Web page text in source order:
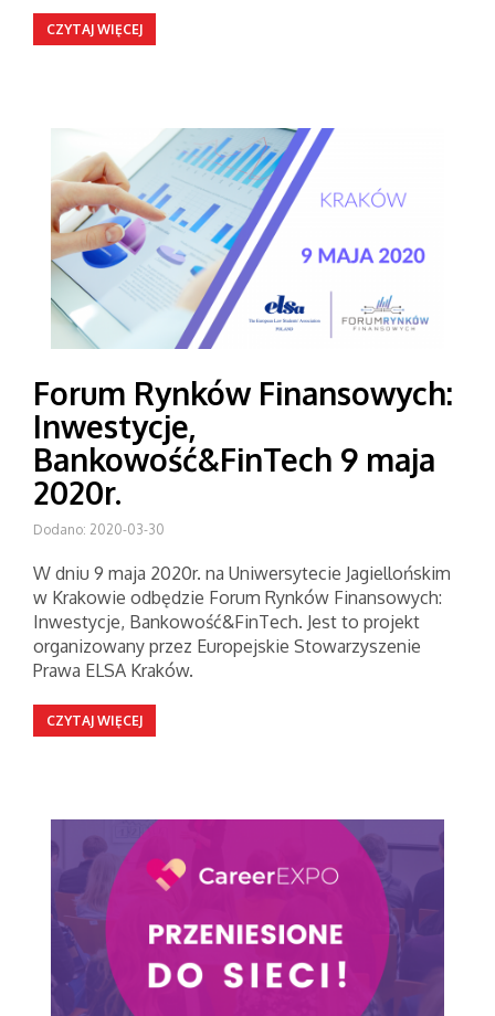
CZYTAJ WIĘCEJ
Forum Rynków Finansowych:
Inwestycje,
Bankowość&FinTech 9 maja
2020r.
Dodano: 2020-03-30
W dniu 9 maja 2020r. na Uniwersytecie Jagiellońskim
w Krakowie odbędzie Forum Rynków Finansowych:
Inwestycje, Bankowość&FinTech. Jest to projekt
organizowany przez Europejskie Stowarzyszenie
Prawa ELSA Kraków.
CZYTAJ WIĘCEJ